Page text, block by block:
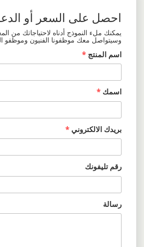
احصل على السعر أو
يمكنك ملء النموذج أدناه لاحتياجاتك من
وسيتواصل معك موظفونا الفنيون وموظفو
اسم المنتج *
اسمك *
بريدك الالكتروني *
رقم تليفونك
رسالة